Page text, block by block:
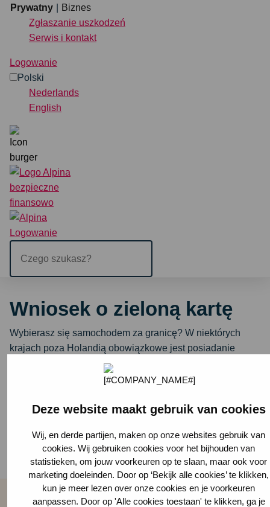
Deze website maakt gebruik van cookies
Wij, en derde partijen, maken op onze websites gebruik van
cookies. Wij gebruiken cookies voor het bijhouden van
statistieken, om jouw voorkeuren op te slaan, maar ook voor
marketing doeleinden. Door op ‘Bekijk alle cookies’ te klikken,
kun je meer lezen over onze cookies en je voorkeuren
aanpassen. Door op 'Alle cookies toestaan' te klikken, ga je
Przejdź do treści
Ubezpieczenie
Bezpośrednia organizacja
Zgłaszanie uszkodzeń
Serwis i kontakt
Wyszukiwanie
Prywatny
Biznes
Zgłaszanie uszkodzeń
Serwis i kontakt
Logowanie
Polski
Nederlands
English
Logowanie
szukasz?
Wniosek o zieloną kartę
Wybierasz się samochodem za granicę? W niektórych
krajach poza Holandią obowiązkowe jest posiadanie
ważnej zielonej karty. Możesz ją łatwo i szybko zamówić
za pośrednictwem naszego portalu internetowego. Zaloguj
cyfrowej.
Zamów zieloną kartę w portalu internetowym